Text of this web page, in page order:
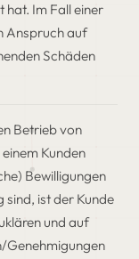
Im Fall einer
Anspruch auf
Schäden
Betrieb von
Kunden
Bewilligungen
ist der Kunde
und auf
Genehmigungen